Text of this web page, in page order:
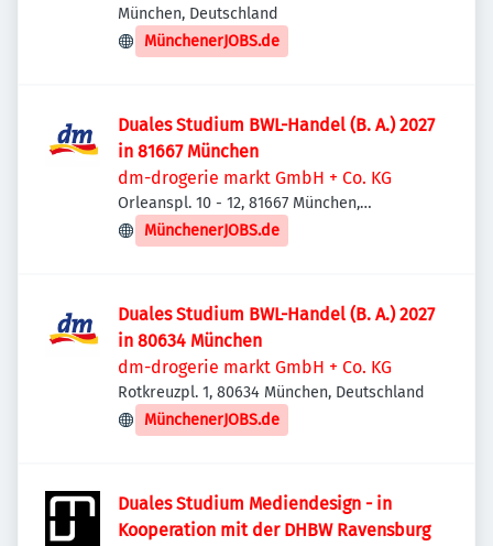
München, Deutschland
MünchenerJOBS.de
Duales Studium BWL-Handel (B. A.) 2027
in 81667 München
dm-drogerie markt GmbH + Co. KG
Orleanspl. 10 - 12, 81667 München,
Deutschland
MünchenerJOBS.de
Duales Studium BWL-Handel (B. A.) 2027
in 80634 München
dm-drogerie markt GmbH + Co. KG
Rotkreuzpl. 1, 80634 München, Deutschland
MünchenerJOBS.de
Duales Studium Mediendesign - in
Kooperation mit der DHBW Ravensburg